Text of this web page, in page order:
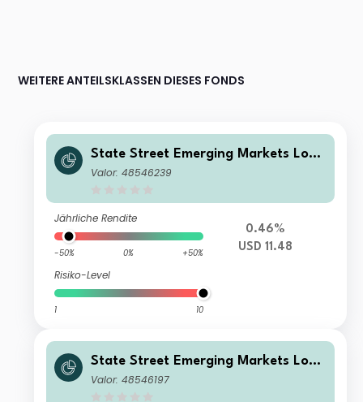
WEITERE ANTEILSKLASSEN DIESES FONDS
State Street Emerging Markets Loca
l Currency Government Bond Index
Valor: 48546239
Jährliche Rendite
-50% 0% +50%
Risiko-Level
1 10
0.46%
USD 11.48
State Street Emerging Markets Loca
l Currency Government Bond Index
Valor: 48546197